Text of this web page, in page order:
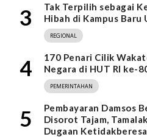
3
Tak Terpilih sebagai
Hibah di Kampus Baru
REGIONAL
4
170 Penari Cilik
Negara di HUT RI ke-
PEMERINTAHAN
5
Pembayaran Damsos
Disorot Tajam,
Dugaan